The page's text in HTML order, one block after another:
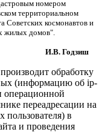
номером
территориальном
Советских космонавтов и
жилых домов".
И.В. Годзиш
обработку
(информацию об ip-
операционной
переадресации на
пользователя) в
и проведения